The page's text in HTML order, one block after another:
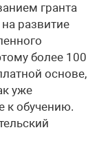
гранта
развитие
более 100
основе,
уже
к обучению.